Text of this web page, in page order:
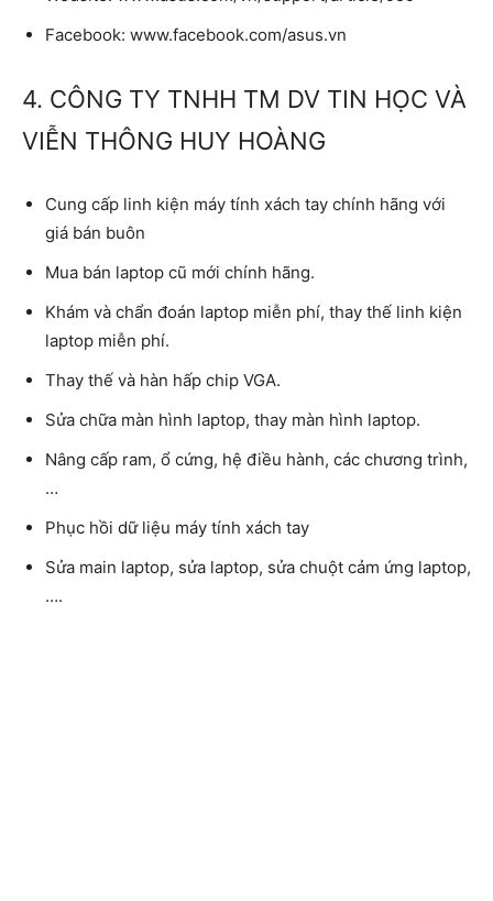
Facebook: www.facebook.com/asus.vn
4. CÔNG TY TNHH TM DV TIN HỌC VÀ
VIỄN THÔNG HUY HOÀNG
Cung cấp linh kiện máy tính xách tay chính hãng với
giá bán buôn
Mua bán laptop cũ mới chính hãng.
Khám và chẩn đoán laptop miễn phí, thay thế linh kiện
laptop miễn phí.
Thay thế và hàn hấp chip VGA.
Sửa chữa màn hình laptop, thay màn hình laptop.
Nâng cấp ram, ổ cứng, hệ điều hành, các chương trình,
…
Phục hồi dữ liệu máy tính xách tay
Sửa main laptop, sửa laptop, sửa chuột cảm ứng laptop,
….